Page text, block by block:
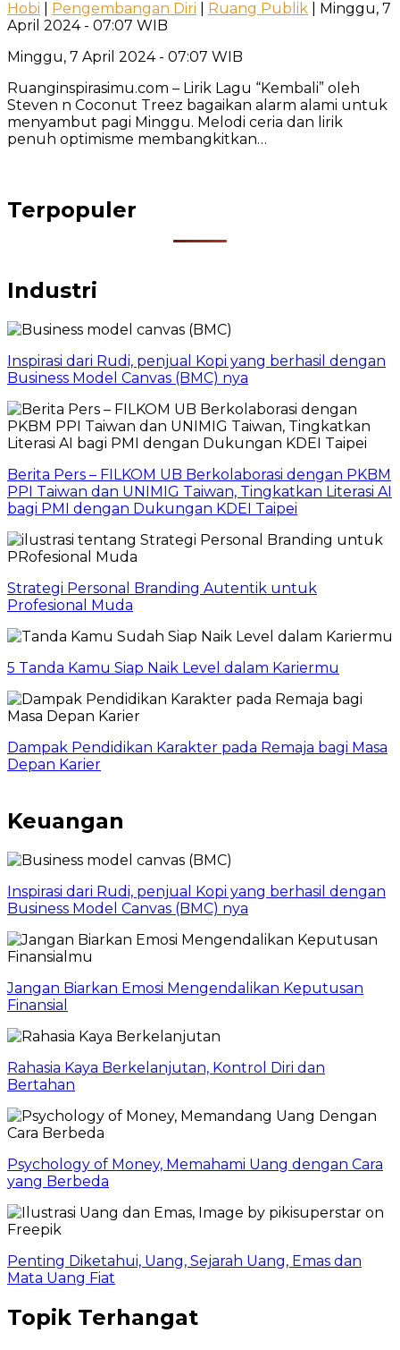
Hobi Pengembangan Diri Ruang Publik | Minggu, 7
April 2024 - 07:07 WIB
Minggu, 7 April 2024 - 07:07 WIB
Ruanginspirasimu.com – Lirik Lagu “Kembali” oleh
Steven n Coconut Treez bagaikan alarm alami untuk
menyambut pagi Minggu. Melodi ceria dan lirik
penuh optimisme membangkitkan…
Terpopuler
Industri
Inspirasi dari Rudi, penjual Kopi yang berhasil dengan
Business Model Canvas (BMC) nya
Berita Pers – FILKOM UB Berkolaborasi dengan PKBM
PPI Taiwan dan UNIMIG Taiwan, Tingkatkan Literasi AI
bagi PMI dengan Dukungan KDEI Taipei
Strategi Personal Branding Autentik untuk
Profesional Muda
5 Tanda Kamu Siap Naik Level dalam Kariermu
Dampak Pendidikan Karakter pada Remaja bagi Masa
Depan Karier
Keuangan
Inspirasi dari Rudi, penjual Kopi yang berhasil dengan
Business Model Canvas (BMC) nya
Jangan Biarkan Emosi Mengendalikan Keputusan
Finansial
Rahasia Kaya Berkelanjutan, Kontrol Diri dan
Bertahan
Psychology of Money, Memahami Uang dengan Cara
yang Berbeda
Penting Diketahui, Uang, Sejarah Uang, Emas dan
Mata Uang Fiat
Topik Terhangat